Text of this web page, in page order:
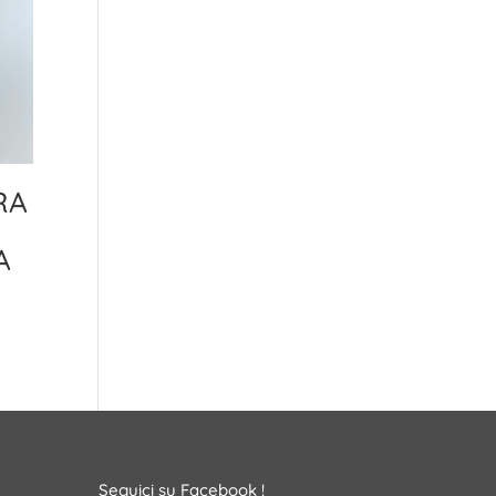
Seguici su Facebook !